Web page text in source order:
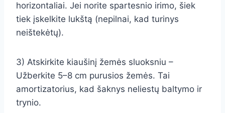
horizontaliai. Jei norite spartesnio irimo, šiek
tiek įskelkite lukštą (nepilnai, kad turinys
neištekėtų).
3) Atskirkite kiaušinį žemės sluoksniu –
Užberkite 5–8 cm purusios žemės. Tai
amortizatorius, kad šaknys neliestų baltymo ir
trynio.